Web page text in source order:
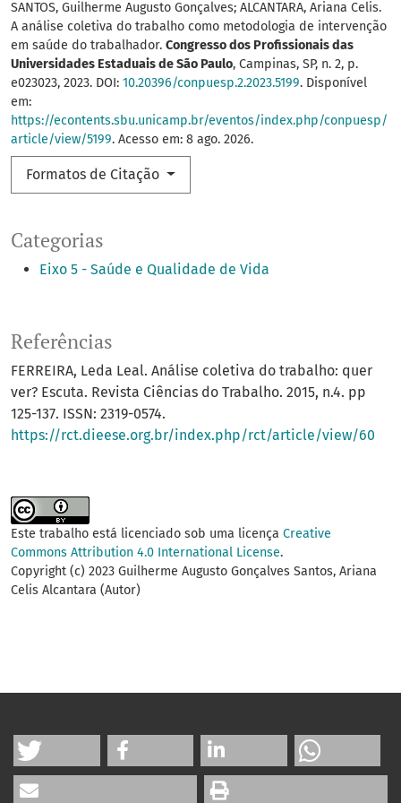
Categorias
Eixo 5 - Saúde e Qualidade de Vida
SANTOS, Guilherme Augusto Gonçalves; ALCANTARA, Ariana Celis.
A análise coletiva do trabalho como metodologia de intervenção
em saúde do trabalhador. Congresso dos Profissionais das
Universidades Estaduais de São Paulo, Campinas, SP, n. 2, p.
e023023, 2023. DOI: 10.20396/conpuesp.2.2023.5199. Disponível
em:
https://econtents.sbu.unicamp.br/eventos/index.php/conpuesp/
article/view/5199. Acesso em: 8 ago. 2026.
Formatos de Citação
Referências
FERREIRA, Leda Leal. Análise coletiva do trabalho: quer
ver? Escuta. Revista Ciências do Trabalho. 2015, n.4. pp
125-137. ISSN: 2319-0574.
https://rct.dieese.org.br/index.php/rct/article/view/60
Este trabalho está licenciado sob uma licença Creative
Commons Attribution 4.0 International License.
Copyright (c) 2023 Guilherme Augusto Gonçalves Santos, Ariana
Celis Alcantara (Autor)